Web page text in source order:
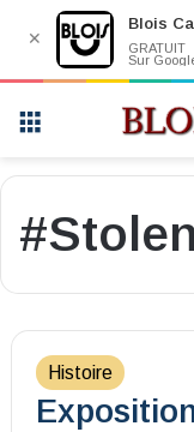
Histoire
✕
Blois
GRATUIT
Sur